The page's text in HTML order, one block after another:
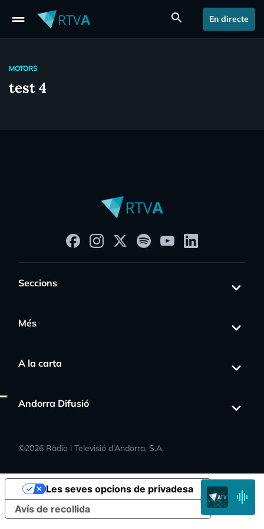
drag_handle search En directe
MOTORS
test 4
Seccions
Més
A la carta
Andorra Difusió
©2026 Ràdio i Televisió d’Andorra, S.A.
Avís de recollida
Les seves opcions de privadesa